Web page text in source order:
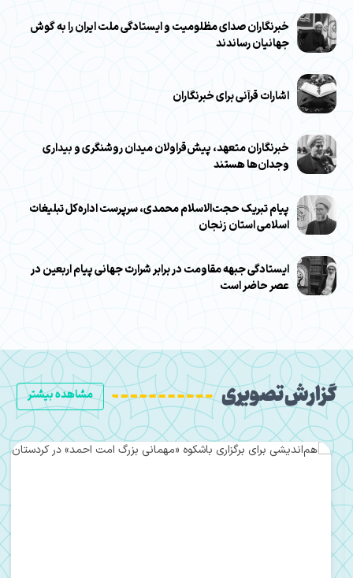
خبرنگاران صدای مظلومیت و ایستادگی ملت ایران را به گوش
جهانیان رساندند
اشارات قرآنی برای خبرنگاران
خبرنگاران متعهد، پیش‌قراولان میدان روشنگری و بیداری
وجدان‌ها هستند
پیام تبریک حجت‌الاسلام محمدی، سرپرست اداره‌کل تبلیغات
اسلامی استان زنجان
ایستادگی جبهه مقاومت در برابر شرارت جهانی پیام اربعین در
عصر حاضر است
مشاهده بیشتر گزارش تصویری